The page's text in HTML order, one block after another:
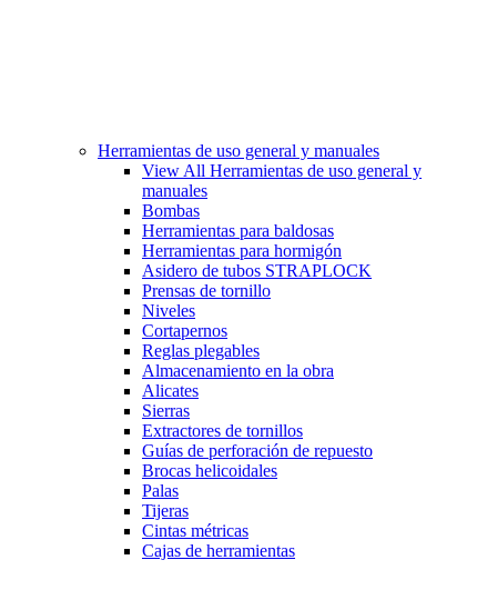
Herramientas de uso general y manuales
View All Herramientas de uso general y
manuales
Bombas
Herramientas para baldosas
Herramientas para hormigón
Asidero de tubos STRAPLOCK
Prensas de tornillo
Niveles
Cortapernos
Reglas plegables
Almacenamiento en la obra
Alicates
Sierras
Extractores de tornillos
Guías de perforación de repuesto
Brocas helicoidales
Palas
Tijeras
Cintas métricas
Cajas de herramientas